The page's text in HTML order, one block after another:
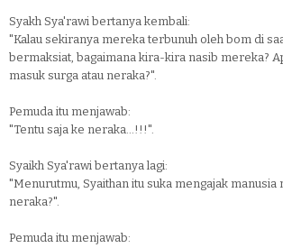
Syakh Sya'rawi bertanya kembali:
"Kalau sekiranya mereka terbunuh oleh bom di
bermaksiat, bagaimana kira-kira nasib mereka?
masuk surga atau neraka?".
Pemuda itu menjawab:
"Tentu saja ke neraka...!!!".
Syaikh Sya'rawi bertanya lagi:
"Menurutmu, Syaithan itu suka mengajak manusia
neraka?".
Pemuda itu menjawab: